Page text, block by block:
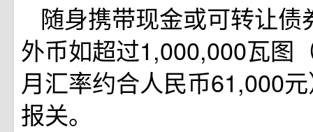
随身携带现金或可转让债
外币如超过1,000,000瓦图
月汇率约合人民币61,000
报关。